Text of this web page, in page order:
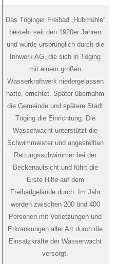
Das Töginger Freibad „Hubmühle“
besteht seit den 1920er Jahren
und wurde ursprünglich durch die
Innwerk AG, die sich in Töging
mit einem großen
Wasserkraftwerk niedergelassen
hatte, errichtet. Später übernahm
die Gemeinde und spätere Stadt
Töging die Einrichtung. Die
Wasserwacht unterstützt die
Schwimmeister und angestellten
Rettungsschwimmer bei der
Beckenaufsicht und führt die
Erste Hilfe auf dem
Freibadgelände durch. Im Jahr
werden zwischen 200 und 400
Personen mit Verletzungen und
Erkrankungen aller Art durch die
Einsatzkräfte der Wasserwacht
versorgt.